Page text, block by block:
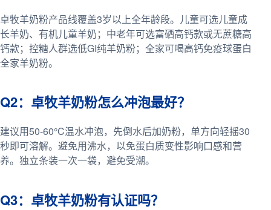
卓牧羊奶粉产品线覆盖3岁以上全年龄段。儿童可选儿童成
长羊奶、有机儿童羊奶；中老年可选富硒高钙款或无蔗糖高
钙款；控糖人群选低GI纯羊奶粉；全家可喝高钙免疫球蛋白
全家羊奶粉。
Q2：卓牧羊奶粉怎么冲泡最好？
建议用50-60°C温水冲泡，先倒水后加奶粉，单方向轻摇30
秒即可溶解。避免用沸水，以免蛋白质变性影响口感和营
养。独立条装一次一袋，避免受潮。
Q3：卓牧羊奶粉有认证吗？